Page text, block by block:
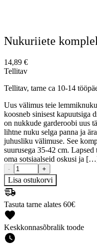
Nukuriiete
14,89 €
Tellitav
Tellitav, tarne ca 10-14
Uus välimus teie
koosneb sinisest kapuutsiga
on nukkude garderoobi uus
lihtne nuku selga panna ja
juhusliku välimuse. See
suurusega 35-42 cm.
oma sotsiaalseid oskusi ja
- +
Lisa ostukorvi
Tasuta tarne alates 60€
Keskkonnasõbralik toode